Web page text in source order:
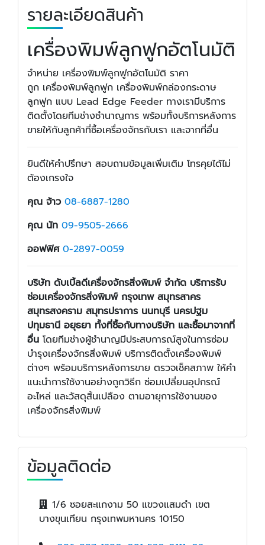
รายละเอียดสินค้า
เครื่องพิมพ์ลูกฟูกอัตโนมัติ
จำหน่าย เครื่องพิมพ์ลูกฟูกอัตโนมัติ ราคา
ถูก เครื่องพิมพ์ลูกฟูก เครื่องพิมพ์กล่องกระดาษ
ลูกฟูก แบบ Lead Edge Feeder ทางเรามีบริการ
ติดตั้งโดยทีมช่างชำนาญการ พร้อมทั้งบริการหลังการ
ขายให้กับลูกค้าที่ซื้อเครื่องจักรกับเรา และจากที่อื่น
ยินดีให้คำปรึกษา สอบถามข้อมูลเพิ่มเติม โทรคุยได้ไม่
ต้องเกรงใจ
คุณ จ้าว 08-6887-1280
คุณ นัท 09-9505-2666
ออฟฟิศ 0-2897-0059
บริษัท ดับเบิ้ลดีเครื่องจักรสิ่งพิมพ์ จำกัด บริการรับ
ซ่อมเครื่องจักรสิ่งพิมพ์ กรุงเทพ สมุทรสาคร
สมุทรสงคราม สมุทรปราการ นนทบุรี นครปฐม
ปทุมธานี อยุธยา ทั้งที่ซื้อกับทางบริษัท และซื้อมาจากที่
อื่น โดยทีมช่างผู้ชำนาญมีประสบการณ์สูงในการซ่อม
บำรุงเครื่องจักรสิ่งพิมพ์ บริการติดตั้งเครื่องพิมพ์
ต่างๆ พร้อมบริการหลังการขาย ตรวจเช็คสภาพ ให้คำ
แนะนำการใช้งานอย่างถูกวิธีก ซ่อมเปลี่ยนอุปกรณ์
อะไหล่ และวัสดุสิ้นเปลือง ตามอายุการใช้งานของ
เครื่องจักรสิ่งพิมพ์
ข้อมูลติดต่อ
1/6 ซอยสะแกงาม 50 แขวงแสมดำ เขต
บางขุนเทียน กรุงเทพมหานคร 10150